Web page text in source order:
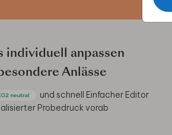
individuell anpassen
Anlässe
und schnell Einfacher Editor
Probedruck vorab